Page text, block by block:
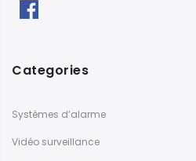
Categories
Systèmes d’alarme
Vidéo surveillance